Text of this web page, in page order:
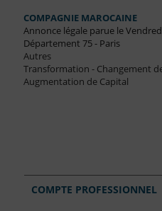
COMPAGNIE MAROCAINE
Annonce légale parue le
Département 75 - Paris
Autres
Transformation - Changement
Augmentation de Capital
COMPTE PROFESSIONNEL